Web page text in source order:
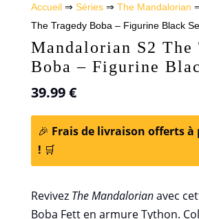
Accueil⇒ Séries⇒ The Mandalorian
The Tragedy Boba – Figurine Black
Mandalorian S2 The
Boba – Figurine
39.99€
🎉 Frais de livraison offerts à
! 🛒
Revivez The Mandalorianavec
Boba Fett en armure Tython.